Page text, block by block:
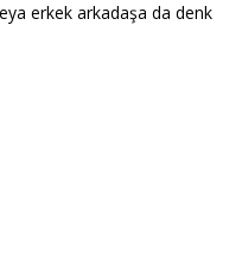
erkek arkadaşa da denk